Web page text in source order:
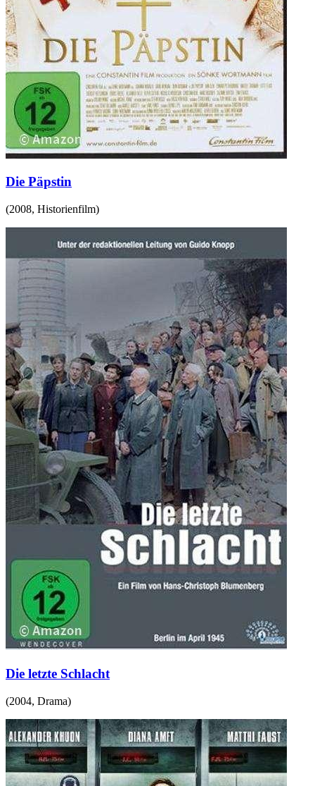
Die Päpstin
(2008, Historienfilm)
Die letzte Schlacht
(2004, Drama)